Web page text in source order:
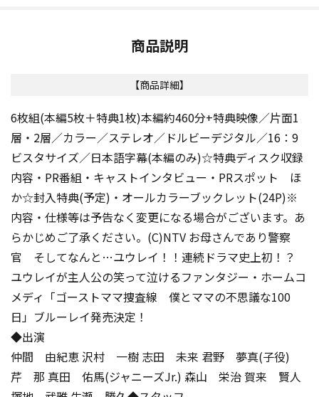
商品説明
【商品詳細】
6枚組(本編5枚＋特典1枚)本編約460分+特典映像／片面1
層・2層／カラー／ステレオ／ドルビーデジタル／16：9
ビスタサイズ／日本語字幕(本編のみ)☆特典ディスク収録
内容・PR番組・キャストインタビュー・PRスポット ほ
か☆封入特典(予定)・オールカラーブックレット(24P)※
内容・仕様等は予告なく変更になる場合がございます。あ
らかじめご了承ください。(C)NTV お母さんであり警察
官 そしてなんと…ユウレイ！！連続ドラマ史上初！？
ユウレイが主人公の笑って泣けるファンタジー・ホームコ
メディ「ゴーストママ捜査線 僕とママの不思議な100
日」ブルーレイ発売決定！
◆出演
仲間 由紀恵 沢村 一樹 志田 未来 君野 夢真(子役)
芹 那 真田 佑馬(ジャニーズJr.) 森山 栄治 賀来 賢人